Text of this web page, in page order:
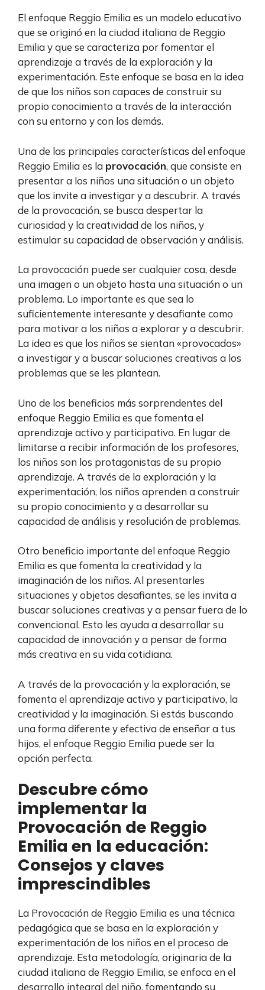
El enfoque Reggio Emilia es un modelo educativo
que se originó en la ciudad italiana de Reggio
Emilia y que se caracteriza por fomentar el
aprendizaje a través de la exploración y la
experimentación. Este enfoque se basa en la idea
de que los niños son capaces de construir su
propio conocimiento a través de la interacción
con su entorno y con los demás.
Una de las principales características del enfoque
Reggio Emilia es la provocación, que consiste en
presentar a los niños una situación o un objeto
que los invite a investigar y a descubrir. A través
de la provocación, se busca despertar la
curiosidad y la creatividad de los niños, y
estimular su capacidad de observación y análisis.
La provocación puede ser cualquier cosa, desde
una imagen o un objeto hasta una situación o un
problema. Lo importante es que sea lo
suficientemente interesante y desafiante como
para motivar a los niños a explorar y a descubrir.
La idea es que los niños se sientan «provocados»
a investigar y a buscar soluciones creativas a los
problemas que se les plantean.
Uno de los beneficios más sorprendentes del
enfoque Reggio Emilia es que fomenta el
aprendizaje activo y participativo. En lugar de
limitarse a recibir información de los profesores,
los niños son los protagonistas de su propio
aprendizaje. A través de la exploración y la
experimentación, los niños aprenden a construir
su propio conocimiento y a desarrollar su
capacidad de análisis y resolución de problemas.
Otro beneficio importante del enfoque Reggio
Emilia es que fomenta la creatividad y la
imaginación de los niños. Al presentarles
situaciones y objetos desafiantes, se les invita a
buscar soluciones creativas y a pensar fuera de lo
convencional. Esto les ayuda a desarrollar su
capacidad de innovación y a pensar de forma
más creativa en su vida cotidiana.
A través de la provocación y la exploración, se
fomenta el aprendizaje activo y participativo, la
creatividad y la imaginación. Si estás buscando
una forma diferente y efectiva de enseñar a tus
hijos, el enfoque Reggio Emilia puede ser la
opción perfecta.
Descubre cómo
implementar la
Provocación de Reggio
Emilia en la educación:
Consejos y claves
imprescindibles
La Provocación de Reggio Emilia es una técnica
pedagógica que se basa en la exploración y
experimentación de los niños en el proceso de
aprendizaje. Esta metodología, originaria de la
ciudad italiana de Reggio Emilia, se enfoca en el
desarrollo integral del niño, fomentando su